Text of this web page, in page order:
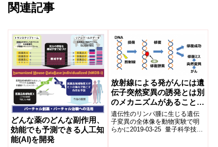
関連記事
どんな薬のどんな副作用、
効能でも予測できる人工知
能(AI)を開発
放射線による発がんには遺
伝子突然変異の誘発とは別
のメカニズムがあることが
判明
遺伝性のリンパ腫に生じる遺伝
子変異の全体像を動物実験で明
らかに2019-03-25 量子科学技術